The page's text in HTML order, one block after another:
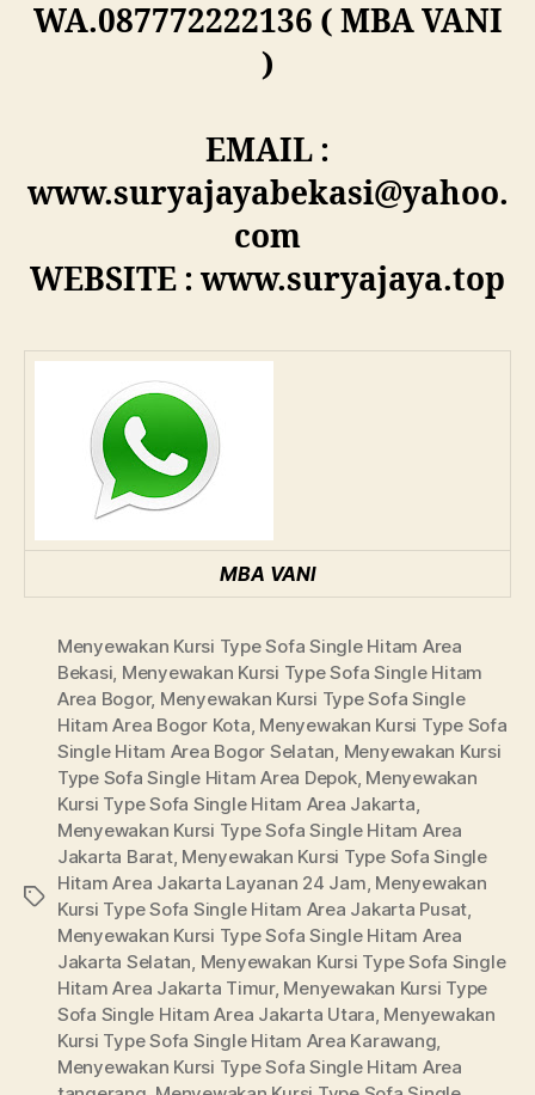
WA.087772222136 ( MBA VANI
)
EMAIL :
www.suryajayabekasi@yahoo.
com
WEBSITE : www.suryajaya.top
MBA VANI
Tags
Menyewakan Kursi Type Sofa Single Hitam Area
Bekasi Menyewakan Kursi Type Sofa Single Hitam
Area Bogor, Menyewakan Kursi Type Sofa Single
Hitam Area Bogor Kota Menyewakan Kursi Type Sofa
Single Hitam Area Bogor Selatan Menyewakan Kursi
Type Sofa Single Hitam Area Depok, Menyewakan
Kursi Type Sofa Single Hitam Area Jakarta
Menyewakan Kursi Type Sofa Single Hitam Area
Jakarta Barat, Menyewakan Kursi Type Sofa Single
Hitam Area Jakarta Layanan 24 Jam Menyewakan
Kursi Type Sofa Single Hitam Area Jakarta Pusat
Menyewakan Kursi Type Sofa Single Hitam Area
Jakarta Selatan Menyewakan Kursi Type Sofa Single
Hitam Area Jakarta Timur, Menyewakan Kursi Type
Sofa Single Hitam Area Jakarta Utara Menyewakan
Kursi Type Sofa Single Hitam Area Karawang
Menyewakan Kursi Type Sofa Single Hitam Area